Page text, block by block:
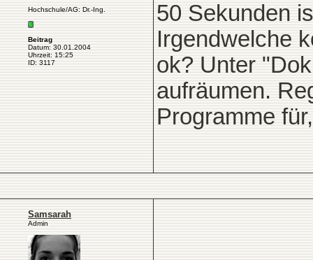
Hochschule/AG: Dr.-Ing.
Beitrag
Datum: 30.01.2004
Uhrzeit: 15:25
ID: 3117
50 Sekunden
Irgendwelche
ok? Unter
aufräumen.
Programme
Samsarah
Admin